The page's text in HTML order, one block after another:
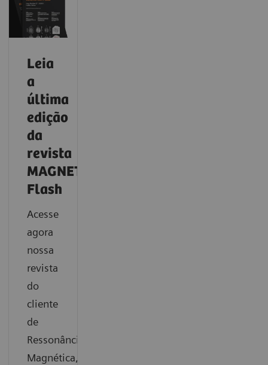
Leia
a
última
edição
da
revista
MAGNETOM
Flash
Acesse
agora
nossa
revista
do
cliente
de
Ressonância
Magnética,